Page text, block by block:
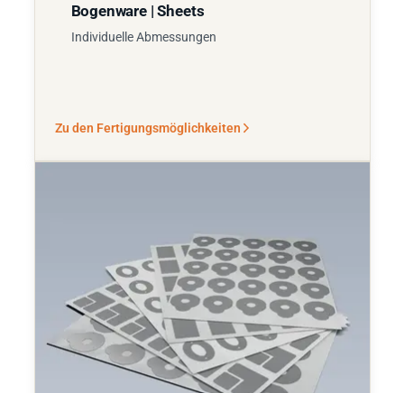
Bogenware | Sheets
Individuelle Abmessungen
Zu den Fertigungsmöglichkeiten